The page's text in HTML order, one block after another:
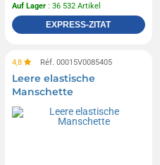
Auf Lager : 36 532 Artikel
EXPRESS-ZITAT
4,8 Réf. 00015V0085405
Leere elastische
Manschette